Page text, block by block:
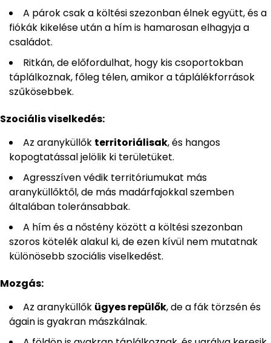
A párok csak a költési szezonban élnek együtt, és a
fiókák kikelése után a hím is hamarosan elhagyja a
családot.
Ritkán, de előfordulhat, hogy kis csoportokban
táplálkoznak, főleg télen, amikor a táplálékforrások
szűkösebbek.
Szociális viselkedés:
Az aranyküllők territoriálisak, és hangos
kopogtatással jelölik ki területüket.
Agresszíven védik territóriumukat más
aranyküllőktől, de más madárfajokkal szemben
általában toleránsabbak.
A hím és a nőstény között a költési szezonban
szoros kötelék alakul ki, de ezen kívül nem mutatnak
különösebb szociális viselkedést.
Mozgás:
Az aranyküllők ügyes repülők, de a fák törzsén és
ágain is gyakran mászkálnak.